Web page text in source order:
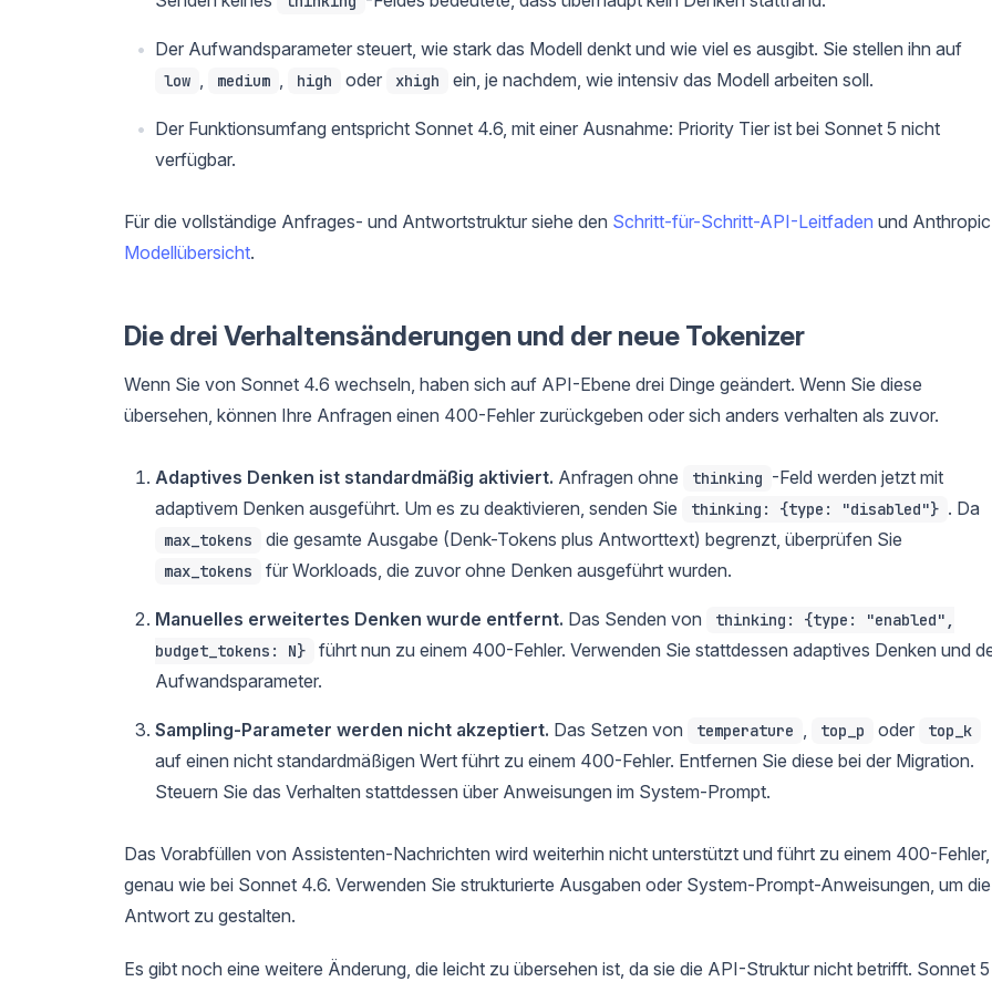
Der Aufwandsparameter steuert, wie stark das Modell denkt und wie viel es ausgibt. Sie stellen ihn auf
low medium high oder xhigh ein, je nachdem, wie intensiv das Modell arbeiten soll.
Der Funktionsumfang entspricht Sonnet 4.6, mit einer Ausnahme: Priority Tier ist bei Sonnet 5 nicht
verfügbar.
Für die vollständige Anfrages- und Antwortstruktur siehe den Schritt-für-Schritt-API-Leitfaden und
Modellübersicht.
Die drei Verhaltensänderungen und der neue Tokenizer
Wenn Sie von Sonnet 4.6 wechseln, haben sich auf API-Ebene drei Dinge geändert. Wenn Sie diese
übersehen, können Ihre Anfragen einen 400-Fehler zurückgeben oder sich anders verhalten als zuvor.
Adaptives Denken ist standardmäßig aktiviert. Anfragen ohne thinking -Feld werden jetzt mit
adaptivem Denken ausgeführt. Um es zu deaktivieren, senden Sie
thinking: {type: "disabled"} . Da
max_tokens die gesamte Ausgabe (Denk-Tokens plus Antworttext) begrenzt, überprüfen Sie
max_tokens für Workloads, die zuvor ohne Denken ausgeführt wurden.
Manuelles erweitertes Denken wurde entfernt. Das Senden von
thinking: {type: "enabled",
budget_tokens: N}
führt nun zu einem 400-Fehler. Verwenden Sie stattdessen adaptives Denken und
Aufwandsparameter.
Sampling-Parameter werden nicht akzeptiert. Das Setzen von temperature top_p oder top_k
auf einen nicht standardmäßigen Wert führt zu einem 400-Fehler. Entfernen Sie diese bei der Migration.
Steuern Sie das Verhalten stattdessen über Anweisungen im System-Prompt.
Das Vorabfüllen von Assistenten-Nachrichten wird weiterhin nicht unterstützt und führt zu einem 400-Fehler,
genau wie bei Sonnet 4.6. Verwenden Sie strukturierte Ausgaben oder System-Prompt-Anweisungen, um die
Antwort zu gestalten.
Es gibt noch eine weitere Änderung, die leicht zu übersehen ist, da sie die API-Struktur nicht betrifft. Sonnet 5